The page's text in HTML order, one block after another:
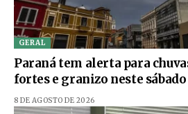
GERAL
Paraná tem alerta para
fortes e granizo neste sábado
8 DE AGOSTO DE 2026